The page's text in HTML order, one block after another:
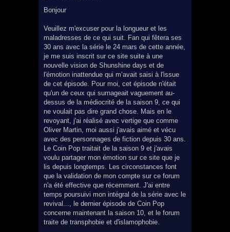
s
g
Bonjour
Veuillez m'excuser pour la longueur et les
maladresses de ce qui suit. Fan qui fêtera ses
30 ans avec la série le 24 mars de cette année,
je me suis inscrit sur ce site suite à une
nouvelle vision de Shunshine days et de
l'émotion inattendue qui m’avait saisi à l'issue
de cet épisode. Pour moi, cet épisode n'était
qu'un de ceux qui surnageait vaguement au-
dessus de la médiocrité de la saison 9, ce qui
ne voulait pas dire grand chose. Mais en le
revoyant, j'ai réalisé avec vertige que comme
Oliver Martin, moi aussi j'avais aimé et vécu
avec des personnages de fiction depuis 30 ans.
Le Coin Pop traitait de la saison 9 et j'avais
voulu partager mon émotion sur ce site que je
lis depuis longtemps. Les circonstances font
que la validation de mon compte sur ce forum
n'a été effective que récemment. J'ai entre
temps poursuivi mon intégral de la série avec le
revival..., le dernier épisode de Coin Pop
concerne maintenant la saison 10, et le forum
traite de transphobie et d'islamophobie.